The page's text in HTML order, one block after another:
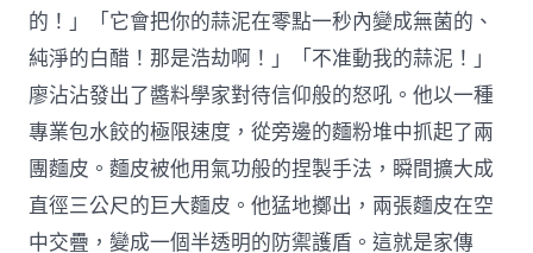
的！」「它會把你的蒜泥在零點一秒內變成無菌的、
純淨的白醋！那是浩劫啊！」「不准動我的蒜泥！」
廖沾沾發出了醬料學家對待信仰般的怒吼。他以一種
專業包水餃的極限速度，從旁邊的麵粉堆中抓起了兩
團麵皮。麵皮被他用氣功般的捏製手法，瞬間擴大成
直徑三公尺的巨大麵皮。他猛地擲出，兩張麵皮在空
中交疊，變成一個半透明的防禦護盾。這就是家傳